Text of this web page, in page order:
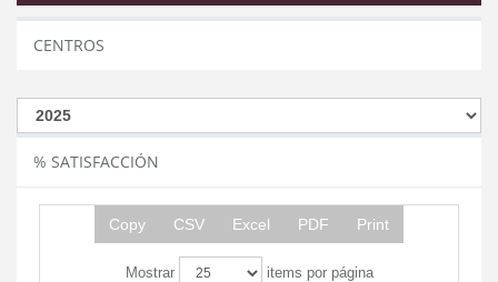
CENTROS
% SATISFACCIÓN
Copy CSV Excel PDF Print
Mostrar items por página